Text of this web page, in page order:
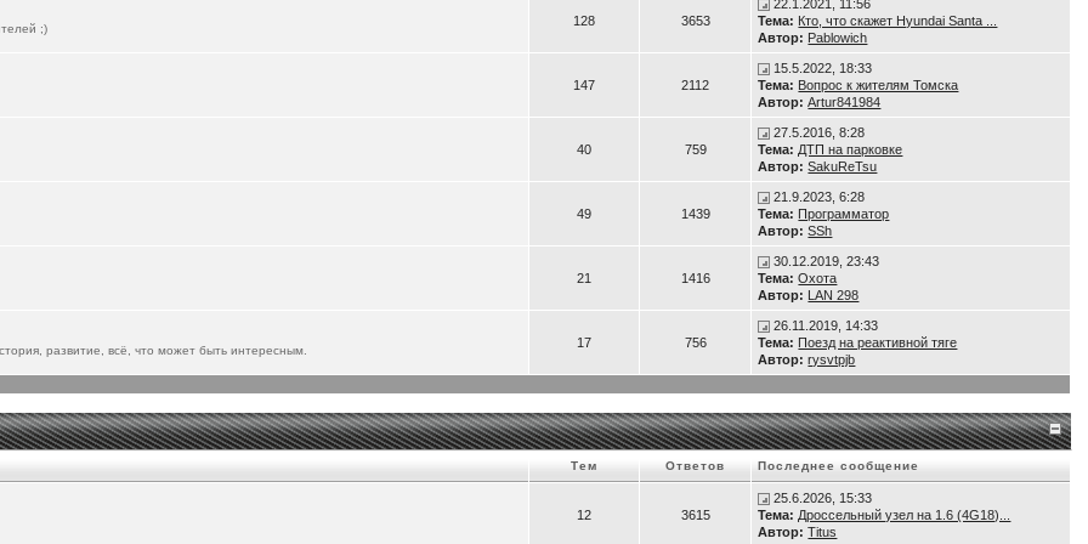
;)
128 3653
22.1.2021, 11:56
Тема: Кто, что скажет Hyundai Santa ...
Автор: Pablowich
147 2112
15.5.2022, 18:33
Тема: Вопрос к жителям Томска
Автор: Artur841984
40 759
27.5.2016, 8:28
Тема: ДТП на парковке
Автор: SakuReTsu
49 1439
21.9.2023, 6:28
Тема: Программатор
Автор: SSh
21 1416
30.12.2019, 23:43
Тема: Охота
Автор: LAN 298
развитие, всё, что может быть интересным.
17 756
26.11.2019, 14:33
Тема: Поезд на реактивной тяге
Автор: rysvtpjb
Тем Ответов Последнее сообщение
12 3615
25.6.2026, 15:33
Тема: Дроссельный узел на 1.6 (4G18)...
Автор: Titus